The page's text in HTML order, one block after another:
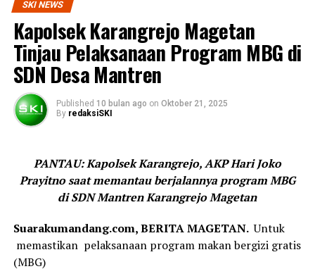
SKI NEWS
Kapolsek Karangrejo Magetan
Tinjau Pelaksanaan Program MBG di
SDN Desa Mantren
Published 10 bulan ago on Oktober 21, 2025
By redaksiSKI
PANTAU: Kapolsek Karangrejo, AKP Hari Joko
Prayitno saat memantau berjalannya program MBG
di SDN Mantren Karangrejo Magetan
Suarakumandang.com, BERITA MAGETAN. Untuk
memastikan pelaksanaan program makan bergizi gratis
(MBG)